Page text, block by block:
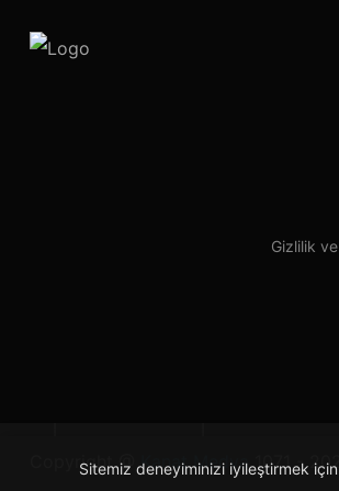
Gizlilik
Copyright @Kanat Medya1071 -
Sitemiz deneyiminizi iyileştirmek